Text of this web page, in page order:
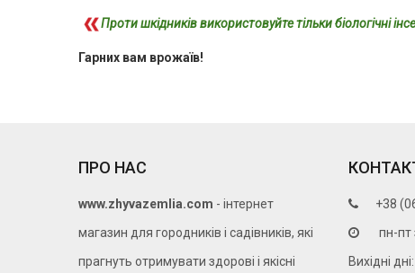
Проти шкідників використовуйте тільки біологічні
Гарних вам врожаїв!
ПРО НАС
www.zhyvazemlia.com - інтернет
магазин для городників і садівників, які
прагнуть отримувати здорові і якісні
+38
пн-пт
Вихідні